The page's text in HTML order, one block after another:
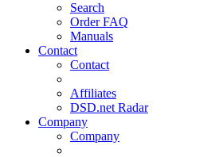
Search
Order FAQ
Manuals
Contact
Contact
Affiliates
DSD.net Radar
Company
Company